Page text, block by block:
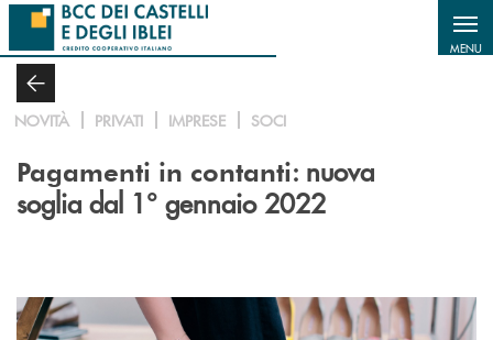
Salta al contenuto principale
MENU
NOVITÀ PRIVATI IMPRESE SOCI
Pagamenti in contanti: nuova
soglia dal 1° gennaio 2022